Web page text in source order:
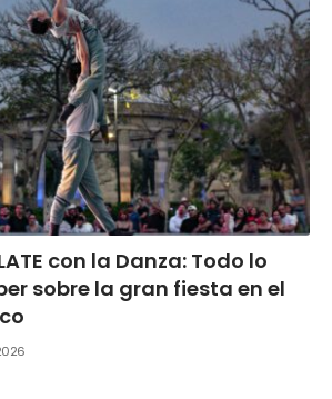
con la Danza: Todo lo
sobre la gran fiesta en el